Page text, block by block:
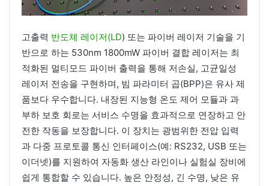
고출력 반도체 레이저(LD) 또는 파이버 레이저 기술을 기
반으로 하는 530nm 1800mW 파이버 결합 레이저는 최
적화된 멀티모드 파이버 출력을 통해 저손실, 고균일성
레이저 전송을 구현하며, 빔 파라미터 곱(BPP)은 유사 제
품보다 우수합니다. 내장된 지능형 온도 제어 모듈과 과
부하 보호 회로는 서비스 수명을 효과적으로 연장하고 안
전한 작동을 보장합니다. 이 장치는 광범위한 전압 입력
과 다중 프로토콜 통신 인터페이스(예: RS232, USB 또는
이더넷)를 지원하여 자동화 생산 라인이나 실험실 장비에
쉽게 통합할 수 있습니다. 높은 안정성, 긴 수명, 낮은 유